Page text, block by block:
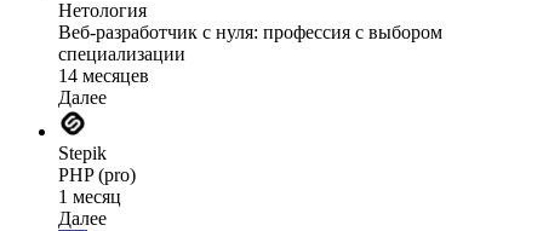
Нетология
Веб-разработчик с нуля: профессия с выбором
специализации
14 месяцев
Далее
Stepik
PHP (pro)
1 месяц
Далее